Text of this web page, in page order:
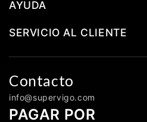
AYUDA
SERVICIO AL CLIENTE
Contacto
info@supervigo.com
PAGAR POR